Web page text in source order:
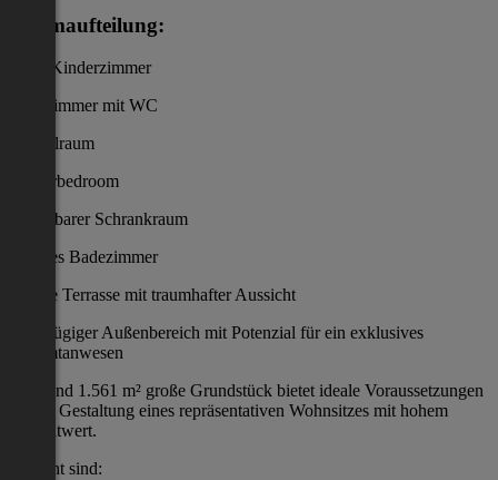
Raumaufteilung:
Zwei Kinderzimmer
Badezimmer mit WC
Abstellraum
Masterbedroom
Begehbarer Schrankraum
Zweites Badezimmer
Private Terrasse mit traumhafter Aussicht
Großzügiger Außenbereich mit Potenzial für ein exklusives
Gesamtanwesen
Das rund 1.561 m² große Grundstück bietet ideale Voraussetzungen
für die Gestaltung eines repräsentativen Wohnsitzes mit hohem
Freizeitwert.
Geplant sind: